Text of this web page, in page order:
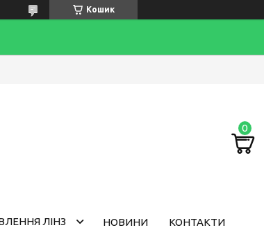
Кошик
ЛІНЗ НОВИНИ КОНТАКТИ